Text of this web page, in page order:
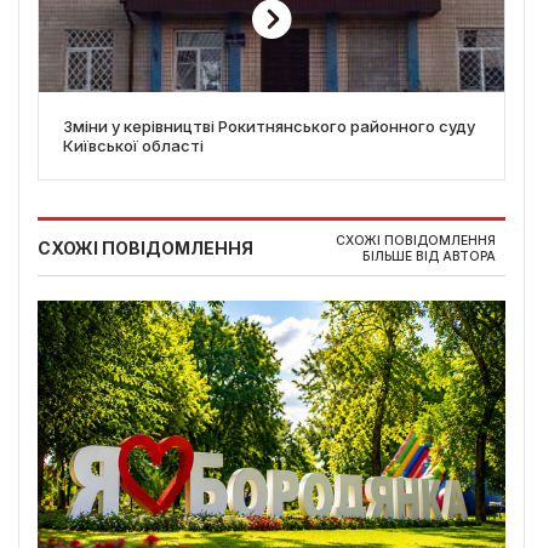
Зміни у керівництві Рокитнянського районного суду
Київської області
СХОЖІ ПОВІДОМЛЕННЯ
СХОЖІ ПОВІДОМЛЕННЯ
БІЛЬШЕ ВІД АВТОРА